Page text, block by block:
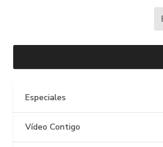
Especiales
Vídeo Contigo